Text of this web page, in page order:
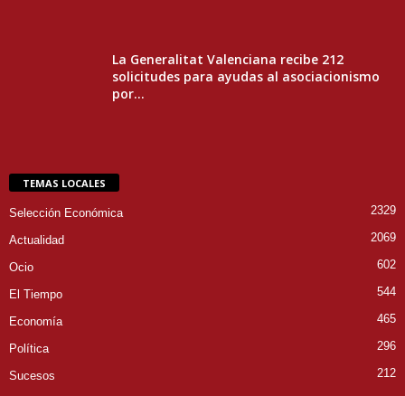
La Generalitat Valenciana recibe 212
solicitudes para ayudas al asociacionismo
por...
TEMAS LOCALES
Selección Económica 2329
Actualidad 2069
Ocio 602
El Tiempo 544
Economía 465
Política 296
Sucesos 212